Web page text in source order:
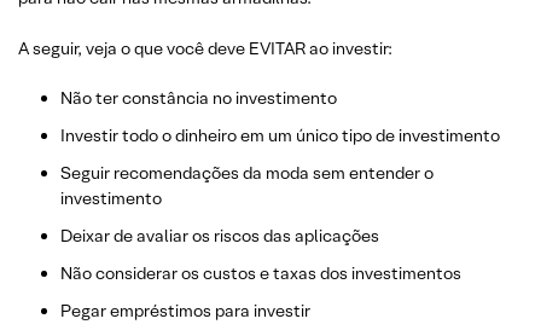
A seguir, veja o que você deve EVITAR ao investir:
Não ter constância no investimento
Investir todo o dinheiro em um único tipo de investimento
Seguir recomendações da moda sem entender o
investimento
Deixar de avaliar os riscos das aplicações
Não considerar os custos e taxas dos investimentos
Pegar empréstimos para investir